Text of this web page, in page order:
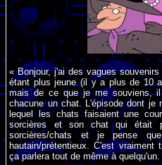
« Bonjour, j'ai des vagues
étant plus jeune (il y a plus de 10
mais de ce que je me souviens,
chacune un chat. L'épisode dont
lequel les chats faisaient une
sorcières et son chat qui était
sorcières/chats et je pense
hautain/prétentieux. C'est
ça parlera tout de même à quelqu'un.